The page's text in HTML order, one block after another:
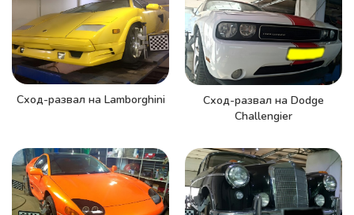
Сход-развал на Lamborghini
Сход-развал на Dodge
Challengier